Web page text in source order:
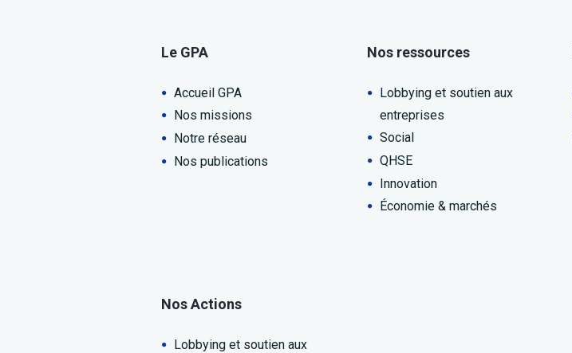
Le GPA
Accueil GPA
Nos missions
Notre réseau
Nos publications
Nos ressources
Lobbying et soutien aux
entreprises
Social
QHSE
Innovation
Économie & marchés
Nos Actions
Lobbying et soutien aux